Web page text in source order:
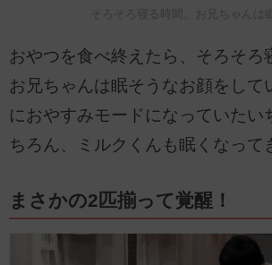
そろそろ寝る時間。お兄ちゃんは
おやつを食べ終えたら、そろそろ
お兄ちゃんは眠そうなお顔をして
におやすみモードになっていたい
ちろん、ミルクくんも眠くなっ
まさかの2匹揃って覚醒！